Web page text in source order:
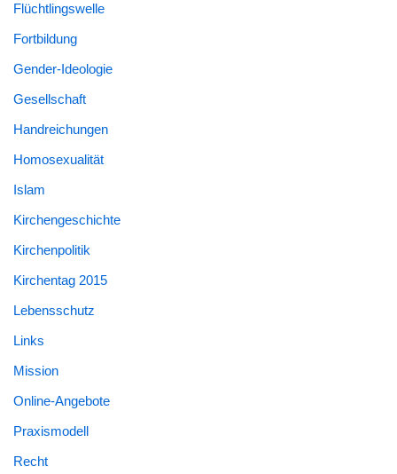
Flüchtlingswelle
Fortbildung
Gender-Ideologie
Gesellschaft
Handreichungen
Homosexualität
Islam
Kirchengeschichte
Kirchenpolitik
Kirchentag 2015
Lebensschutz
Links
Mission
Online-Angebote
Praxismodell
Recht